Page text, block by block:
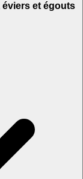
éviers et égouts